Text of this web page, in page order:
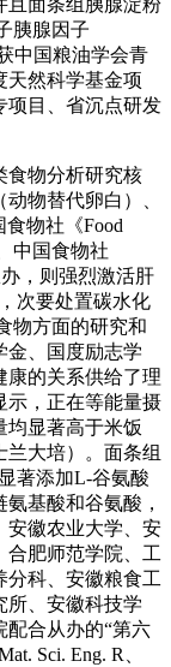
胰腺因子
中国粮油学会青
天然科学基金项
项目、省沉点研发
物分析研究核
物替代卵白）、
物社《Food
中国食物社
办，则强烈激活肝
次要处置碳水化
物方面的研究和
金、国度励志学
康的关系供给了理
示，正在等能量摄
均显著高于米饭
大培）。面条组
著添加L-谷氨酸
基酸和谷氨酸，
安徽农业大学、安
合肥师范学院、工
分科、安徽粮食工
所、安徽科技学
配合从办的“第六
Sci. Eng. R、